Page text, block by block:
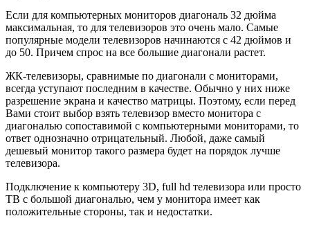
Если для компьютерных мониторов диагональ 32 дюйма
максимальная, то для телевизоров это очень мало. Самые
популярные модели телевизоров начинаются с 42 дюймов и
до 50. Причем спрос на все большие диагонали растет.
ЖК-телевизоры, сравнимые по диагонали с мониторами,
всегда уступают последним в качестве. Обычно у них ниже
разрешение экрана и качество матрицы. Поэтому, если перед
Вами стоит выбор взять телевизор вместо монитора с
диагональю сопоставимой с компьютерными мониторами, то
ответ однозначно отрицательный. Любой, даже самый
дешевый монитор такого размера будет на порядок лучше
телевизора.
Подключение к компьютеру 3D, full hd телевизора или просто
ТВ с большой диагональю, чем у монитора имеет как
положительные стороны, так и недостатки.